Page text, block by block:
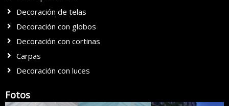
Decoración de telas
Decoración con globos
Decoración con cortinas
Carpas
Decoración con luces
Fotos